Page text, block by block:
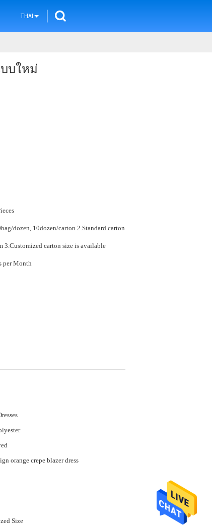
THAI
บใหม่
/ Pieces
10dozen/carton 2.Standard carton
size is 58*42*40cm 3.Customized carton size is available
80000 Piece/Pieces per Month
orange crepe blazer dress
Size